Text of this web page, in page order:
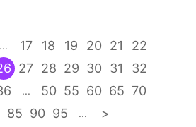
... 17 18 19 20 21
22
27 28 29 30 31
32
... 50 55 60 65 70
85 90 95 ... >